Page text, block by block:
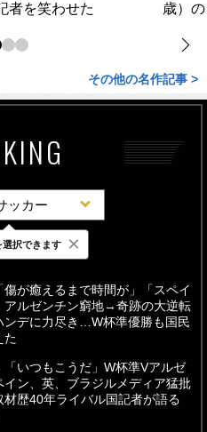
者を笑わせた
歳）
その他の名作記事 >
ッカー
時間 週間
傷が癒えるまで時間が」「スペイ
アルゼンチン窮地→奇跡の大逆転
デに力尽き…W杯準優勝も国民
た
「いつもこうだ」W杯準Vアルゼ
イン、英、ブラジルメディア猛批
歴40年ライバル国記者が語る
選択できます ×